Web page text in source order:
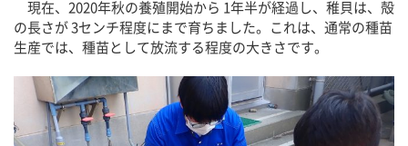
現在、2020年秋の養殖開始から 1年半が経過し、稚貝は、殻
の長さが 3センチ程度にまで育ちました。これは、通常の種苗
生産では、種苗として放流する程度の大きさです。